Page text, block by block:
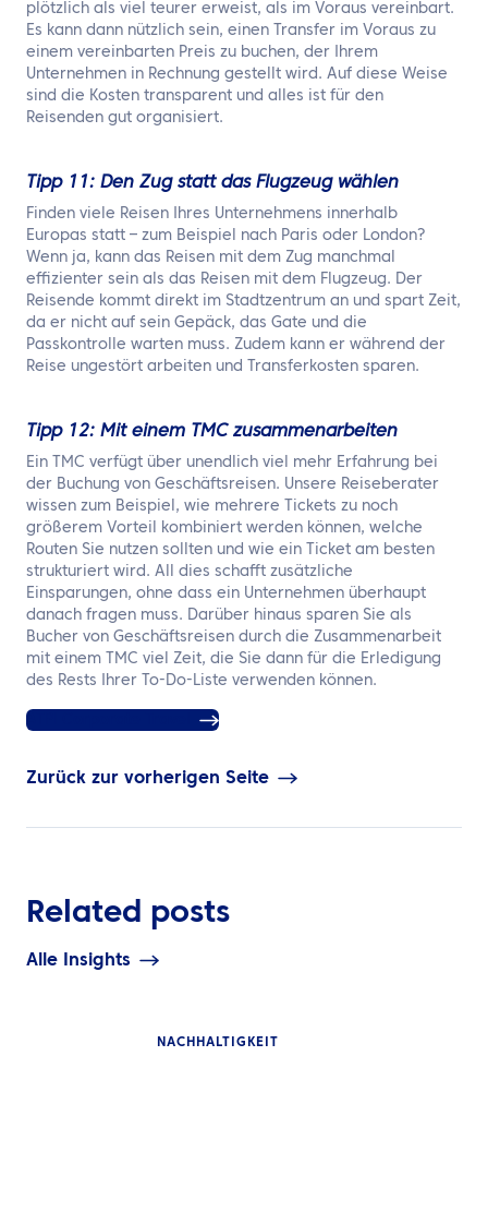
plötzlich als viel teurer erweist, als im Voraus vereinbart.
Es kann dann nützlich sein, einen Transfer im Voraus zu
einem vereinbarten Preis zu buchen, der Ihrem
Unternehmen in Rechnung gestellt wird. Auf diese Weise
sind die Kosten transparent und alles ist für den
Reisenden gut organisiert.
Tipp 11: Den Zug statt das Flugzeug wählen
Finden viele Reisen Ihres Unternehmens innerhalb
Europas statt – zum Beispiel nach Paris oder London?
Wenn ja, kann das Reisen mit dem Zug manchmal
effizienter sein als das Reisen mit dem Flugzeug. Der
Reisende kommt direkt im Stadtzentrum an und spart Zeit,
da er nicht auf sein Gepäck, das Gate und die
Passkontrolle warten muss. Zudem kann er während der
Reise ungestört arbeiten und Transferkosten sparen.
Tipp 12: Mit einem TMC zusammenarbeiten
Ein TMC verfügt über unendlich viel mehr Erfahrung bei
der Buchung von Geschäftsreisen. Unsere Reiseberater
wissen zum Beispiel, wie mehrere Tickets zu noch
größerem Vorteil kombiniert werden können, welche
Routen Sie nutzen sollten und wie ein Ticket am besten
strukturiert wird. All dies schafft zusätzliche
Einsparungen, ohne dass ein Unternehmen überhaupt
danach fragen muss. Darüber hinaus sparen Sie als
Bucher von Geschäftsreisen durch die Zusammenarbeit
mit einem TMC viel Zeit, die Sie dann für die Erledigung
des Rests Ihrer To-Do-Liste verwenden können.
Zurück zur vorherigen Seite
Related posts
Alle Insights
NACHHALTIGKEIT